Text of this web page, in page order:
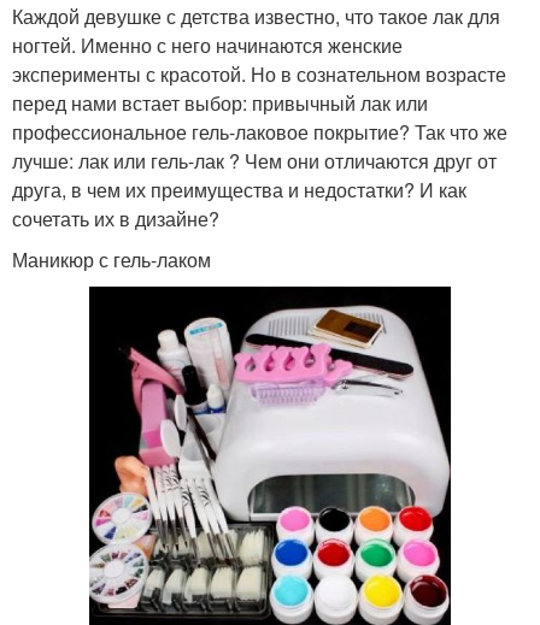
Каждой девушке с детства известно, что такое лак для
ногтей. Именно с него начинаются женские
эксперименты с красотой. Но в сознательном возрасте
перед нами встает выбор: привычный лак или
профессиональное гель-лаковое покрытие? Так что же
лучше: лак или гель-лак ? Чем они отличаются друг от
друга, в чем их преимущества и недостатки? И как
сочетать их в дизайне?
Маникюр с гель-лаком